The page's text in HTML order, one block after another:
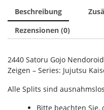
Beschreibung
Rezensionen (0)
2440 Satoru Gojo
Zeigen – Series: Jujutsu
Alle Splits sind
Bitte beachten Sie,